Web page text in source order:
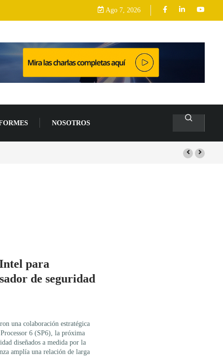
Ago 7, 2026
NOSOTROS
para
de seguridad
una colaboración estratégica
6 (SP6), la próxima
diseñados a medida por la
amplía una relación de larga